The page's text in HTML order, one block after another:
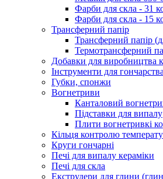
Фарби для скла - 31
Фарби для скла - 15
Трансферний папір
Трансферний папір
Термотрансферний
Добавки для виробництва
Інструменти для
Губки, спонжи
Вогнетриви
Канталовий
Підставки для випалу
Плити вогнетривкі
Кільця контролю
Круги гончарні
Печі для випалу кераміки
Печі для скла
Екструдери для глини